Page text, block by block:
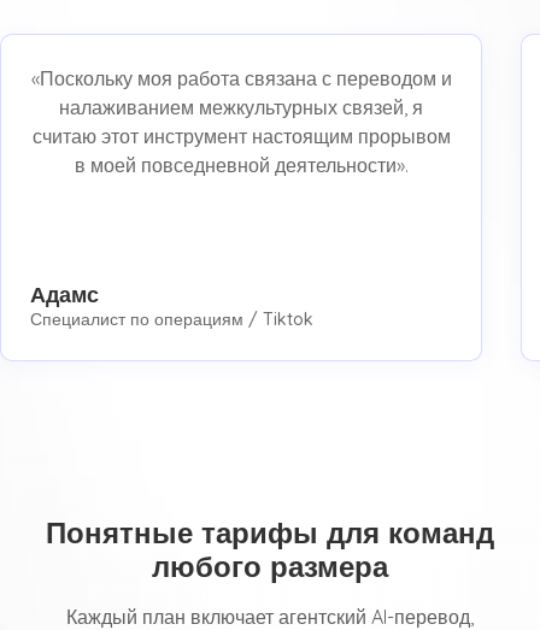
«Поскольку моя работа связана с переводом и
налаживанием межкультурных связей, я
считаю этот инструмент настоящим прорывом
в моей повседневной деятельности».
Адамс
Специалист по операциям / Tiktok
Понятные тарифы для команд
любого размера
Каждый план включает агентский AI-перевод,